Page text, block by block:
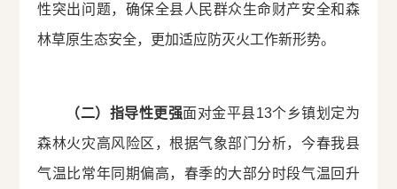
性突出问题，确保全县人民群众生命财产安全和森
林草原生态安全，更加适应防灭火工作新形势。
（二）指导性更强面对金平县13个乡镇划定为
森林火灾高风险区，根据气象部门分析，今春我县
气温比常年同期偏高，春季的大部分时段气温回升